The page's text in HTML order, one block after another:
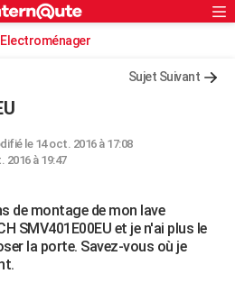
S'inscrire
Electroménager
Sujet Suivant
le 14 oct. 2016 à 17:08
2016 à 19:47
de montage de mon lave
SMV401E00EU et je n'ai plus le
la porte. Savez-vous où je